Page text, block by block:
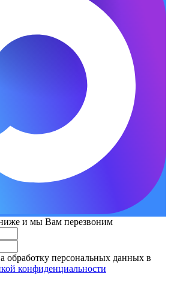
и мы Вам перезвоним
обработку персональных данных в
конфиденциальности